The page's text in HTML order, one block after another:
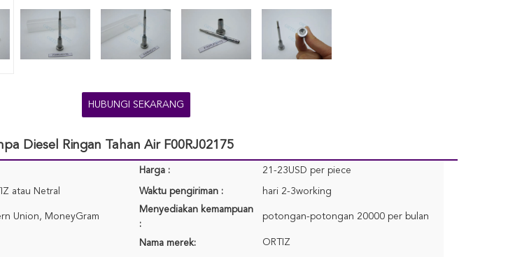
HUBUNGI SEKARANG
Diesel Ringan Tahan Air F00RJ02175
Harga : 21-23USD per piece
atau Netral Waktu pengiriman :
hari 2-3working
Union, MoneyGram
Menyediakan kemampuan
:
potongan-potongan 20000 per bulan
Nama merek: ORTIZ